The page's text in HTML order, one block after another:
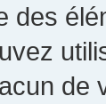
des
de